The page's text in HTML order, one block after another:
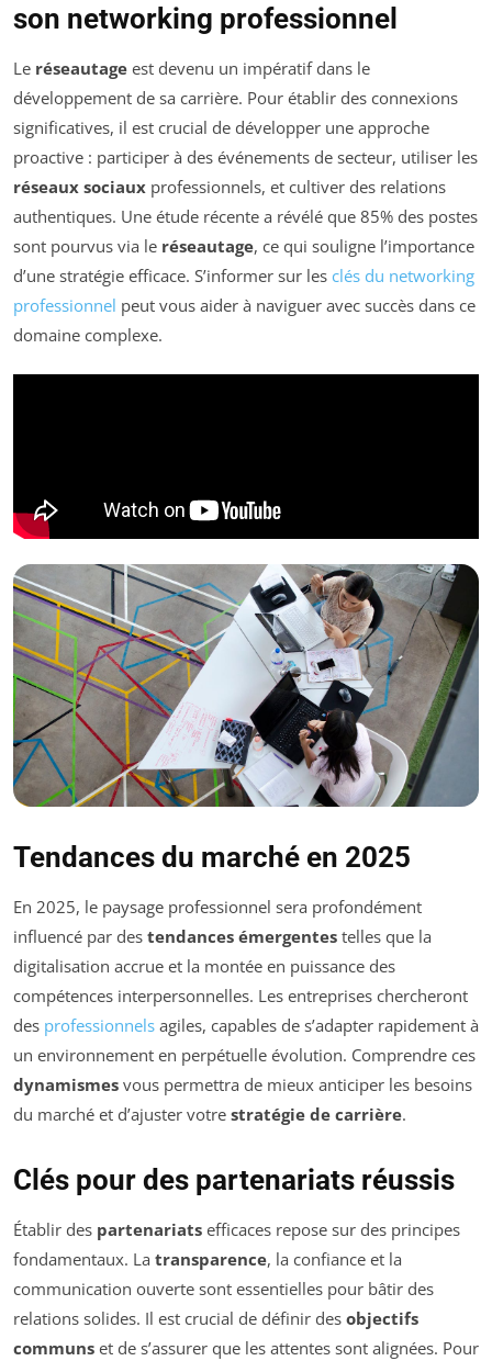
son networking professionnel
Le réseautage est devenu un impératif dans le
développement de sa carrière. Pour établir des connexions
significatives, il est crucial de développer une approche
proactive : participer à des événements de secteur, utiliser les
réseaux sociaux professionnels, et cultiver des relations
authentiques. Une étude récente a révélé que 85% des postes
sont pourvus via le réseautage, ce qui souligne l’importance
d’une stratégie efficace. S’informer sur les clés du networking
professionnel peut vous aider à naviguer avec succès dans ce
domaine complexe.
Tendances du marché en 2025
En 2025, le paysage professionnel sera profondément
influencé par des tendances émergentes telles que la
digitalisation accrue et la montée en puissance des
compétences interpersonnelles. Les entreprises chercheront
des professionnels agiles, capables de s’adapter rapidement à
un environnement en perpétuelle évolution. Comprendre ces
dynamismes vous permettra de mieux anticiper les besoins
du marché et d’ajuster votre stratégie de carrière.
Clés pour des partenariats réussis
Établir des partenariats efficaces repose sur des principes
fondamentaux. La transparence, la confiance et la
communication ouverte sont essentielles pour bâtir des
relations solides. Il est crucial de définir des objectifs
communs et de s’assurer que les attentes sont alignées. Pour